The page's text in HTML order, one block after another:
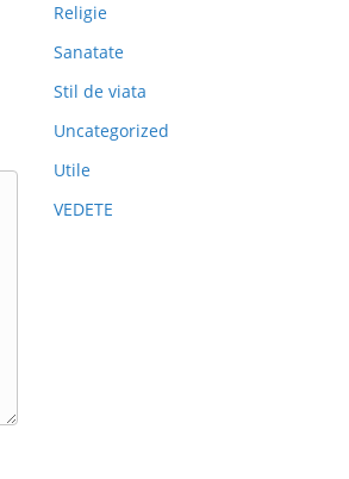
Religie
Sanatate
Stil de viata
Uncategorized
Utile
VEDETE